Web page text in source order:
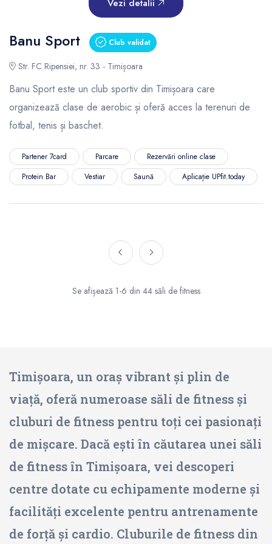
Vezi detalii
Banu Sport Club validat
Str. FC Ripensiei, nr. 33 - Timișoara
Banu Sport este un club sportiv din Timișoara care
organizează clase de aerobic și oferă acces la terenuri de
fotbal, tenis și baschet.
Partener 7card Parcare
Rezervări online clase
Protein Bar
Vestiar Saună Aplicație UPfit.today
Se afișează 1-6 din 44 săli de fitness
Timișoara, un oraș vibrant și plin de
viață, oferă numeroase săli de fitness și
cluburi de fitness pentru toți cei pasionați
de mișcare. Dacă ești în căutarea unei săli
de fitness în Timișoara, vei descoperi
centre dotate cu echipamente moderne și
facilități excelente pentru antrenamente
de forță și cardio. Cluburile de fitness din